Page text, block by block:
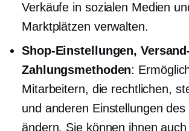
Verkäufe in sozialen Medien
Marktplätzen verwalten.
Shop-Einstellungen,
Zahlungsmethoden:
Mitarbeitern, die rechtlichen,
und anderen Einstellungen
ändern. Sie können ihnen